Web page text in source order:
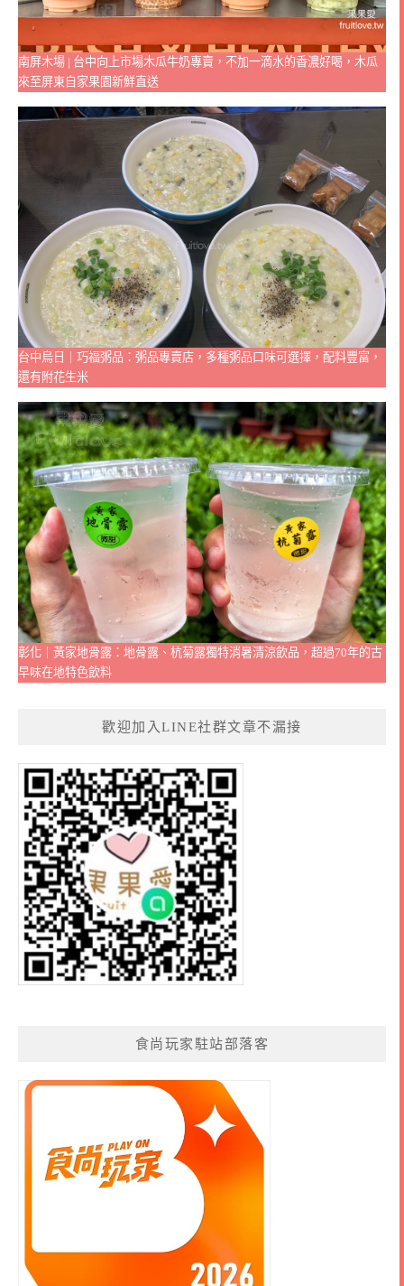
南屏木場 | 台中向上市場木瓜牛奶專賣，不加一滴水的香濃好喝，木瓜
來至屏東自家果園新鮮直送
台中烏日｜巧福粥品：粥品專賣店，多種粥品口味可選擇，配料豐富，
還有附花生米
彰化｜黃家地骨露：地骨露、杭菊露獨特消暑清涼飲品，超過70年的古
早味在地特色飲料
歡迎加入LINE社群文章不漏接
食尚玩家駐站部落客